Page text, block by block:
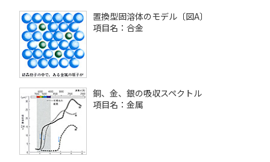
置換型固溶体のモデル〔図A〕
項目名：合金
銅、金、銀の吸収スペクトル
項目名：金属